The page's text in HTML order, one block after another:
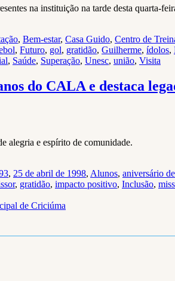
na instituição na tarde desta quarta-
, Bem-estar, Casa Guido, Centro de
, Futuro, gol, gratidão, Guilherme, ídolos,
, Saúde, Superação, Unesc, união, Visita
do CALA e destaca
alegria e espírito de comunidade.
, 25 de abril de 1998, Alunos, aniversário
, gratidão, impacto positivo, Inclusão,